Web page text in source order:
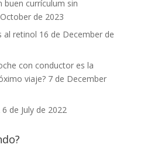
buen currículum sin
de 2023
al retinol 16 de December de
con conductor es la
viaje? 7 de December
6 de July de 2022